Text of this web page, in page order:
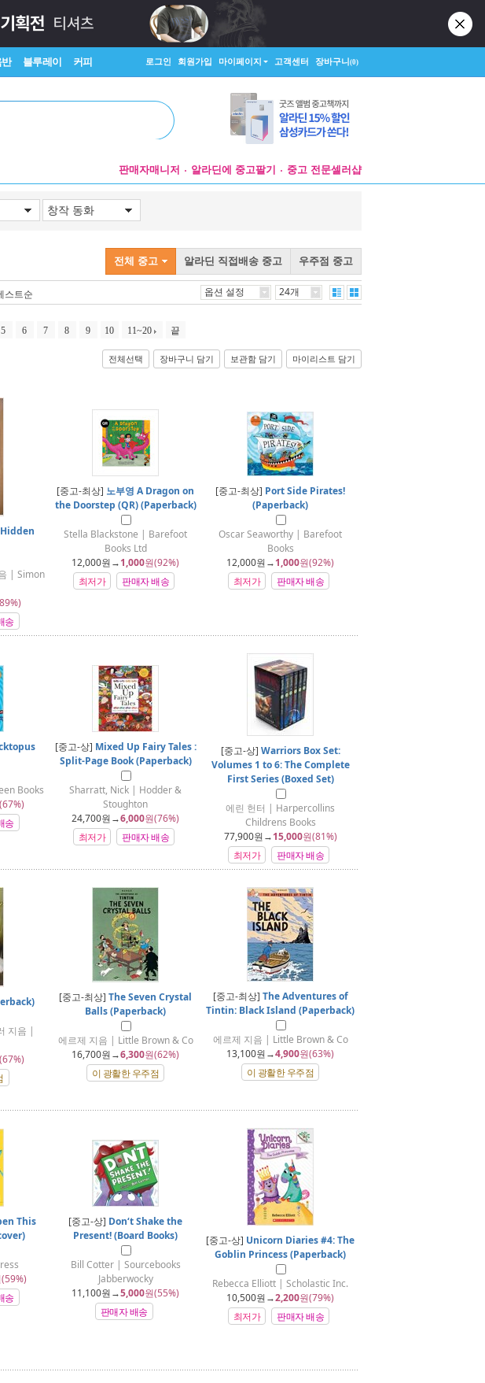
반 블루레이 커피 로그인 회원가입 마이페이지 고객센터 장바구니(0)
판매자매니저 알라딘에 중고팔기 중고 전문셀러샵
전체 중고 알라딘 직접배송 중고 우주점 중고
스트순 옵션 설정 24개
5 6 7 8 9 10 11~20 끝
전체선택 장바구니 담기 보관함 담기 마이리스트 담기
| Simon
송
[중고-최상] 노부영 A Dragon on
the Doorstep (QR) (Paperback)
Stella Blackstone | Barefoot
Books Ltd
12,000원→1,000원(92%)
최저가
판매자 배송
[중고-최상] Port Side Pirates!
(Paperback)
Oscar Seaworthy | Barefoot
Books
12,000원→1,000원(92%)
최저가
판매자 배송
Books
송
[중고-상] Mixed Up Fairy Tales :
Split-Page Book (Paperback)
Sharratt, Nick | Hodder &
Stoughton
24,700원→6,000원(76%)
최저가
판매자 배송
[중고-상] Warriors Box Set:
Volumes 1 to 6: The Complete
First Series (Boxed Set)
에린 헌터 | Harpercollins
Childrens Books
77,900원→15,000원(81%)
최저가
판매자 배송
지음 |
[중고-최상] The Seven Crystal
Balls (Paperback)
에르제 지음 | Little Brown & Co
16,700원→6,300원(62%)
이 광활한 우주점
[중고-최상] The Adventures of
Tintin: Black Island (Paperback)
에르제 지음 | Little Brown & Co
13,100원→4,900원(63%)
이 광활한 우주점
This
송
[중고-상] Don‘t Shake the
Present! (Board Books)
Bill Cotter | Sourcebooks
Jabberwocky
11,100원→5,000원(55%)
판매자 배송
[중고-상] Unicorn Diaries #4: The
Goblin Princess (Paperback)
Rebecca Elliott | Scholastic Inc.
10,500원→2,200원(79%)
최저가
판매자 배송